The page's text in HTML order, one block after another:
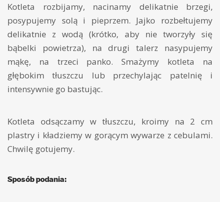
Kotleta rozbijamy, nacinamy delikatnie brzegi,
posypujemy solą i pieprzem. Jajko rozbełtujemy
delikatnie z wodą (krótko, aby nie tworzyły się
bąbelki powietrza), na drugi talerz nasypujemy
mąkę, na trzeci panko. Smażymy kotleta na
głębokim tłuszczu lub przechylając patelnię i
intensywnie go bastując.
Kotleta odsączamy w tłuszczu, kroimy na 2 cm
plastry i kładziemy w gorącym wywarze z cebulami.
Chwilę gotujemy.
Sposób podania: